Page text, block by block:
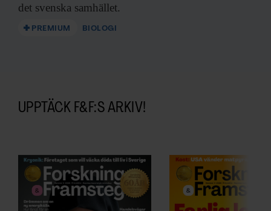
det svenska samhället.
PREMIUM BIOLOGI
UPPTÄCK F&F:S ARKIV!